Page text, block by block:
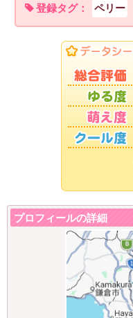
登録タグ：
ペリー
プロフィールの詳細